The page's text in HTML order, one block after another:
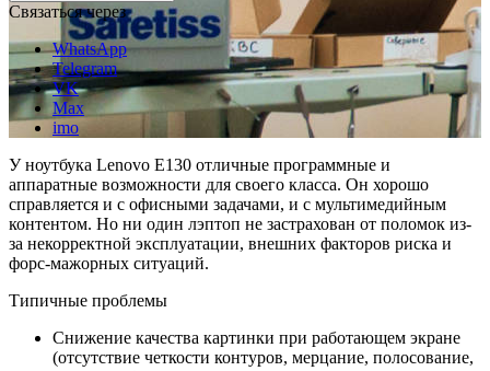
Связаться через
WhatsApp
Telegram
VK
Max
imo
У ноутбука Lenovo E130 отличные программные и
аппаратные возможности для своего класса. Он хорошо
справляется и с офисными задачами, и с мультимедийным
контентом. Но ни один лэптоп не застрахован от поломок из-
за некорректной эксплуатации, внешних факторов риска и
форс-мажорных ситуаций.
Типичные проблемы
Снижение качества картинки при работающем экране
(отсутствие четкости контуров, мерцание, полосование,